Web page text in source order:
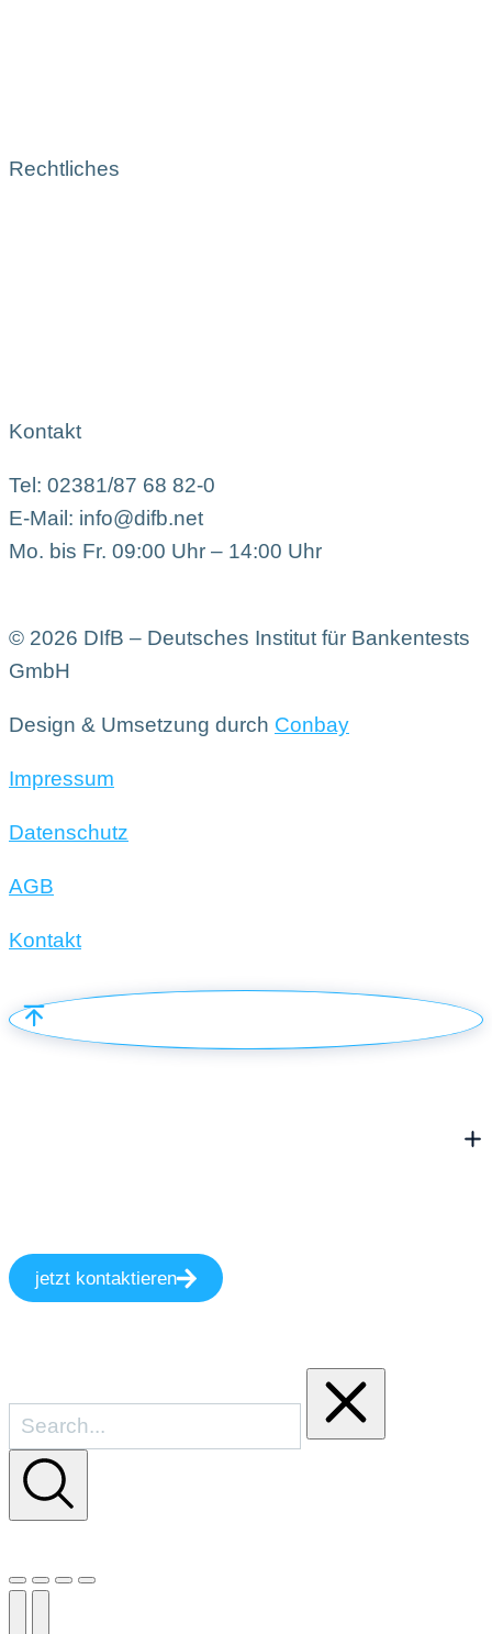
Rechtliches
Kontakt
Tel: 02381/87 68 82-0
E-Mail: info@difb.net
Mo. bis Fr. 09:00 Uhr – 14:00 Uhr
© 2026 DIfB – Deutsches Institut für Bankentests
GmbH
Design & Umsetzung durch Conbay
Impressum
Datenschutz
AGB
Kontakt
jetzt kontaktieren